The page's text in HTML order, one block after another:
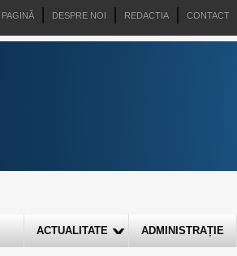
PAGINĂ DESPRE NOI REDACTIA CONTACT
ACTUALITATE ADMINISTRAȚIE